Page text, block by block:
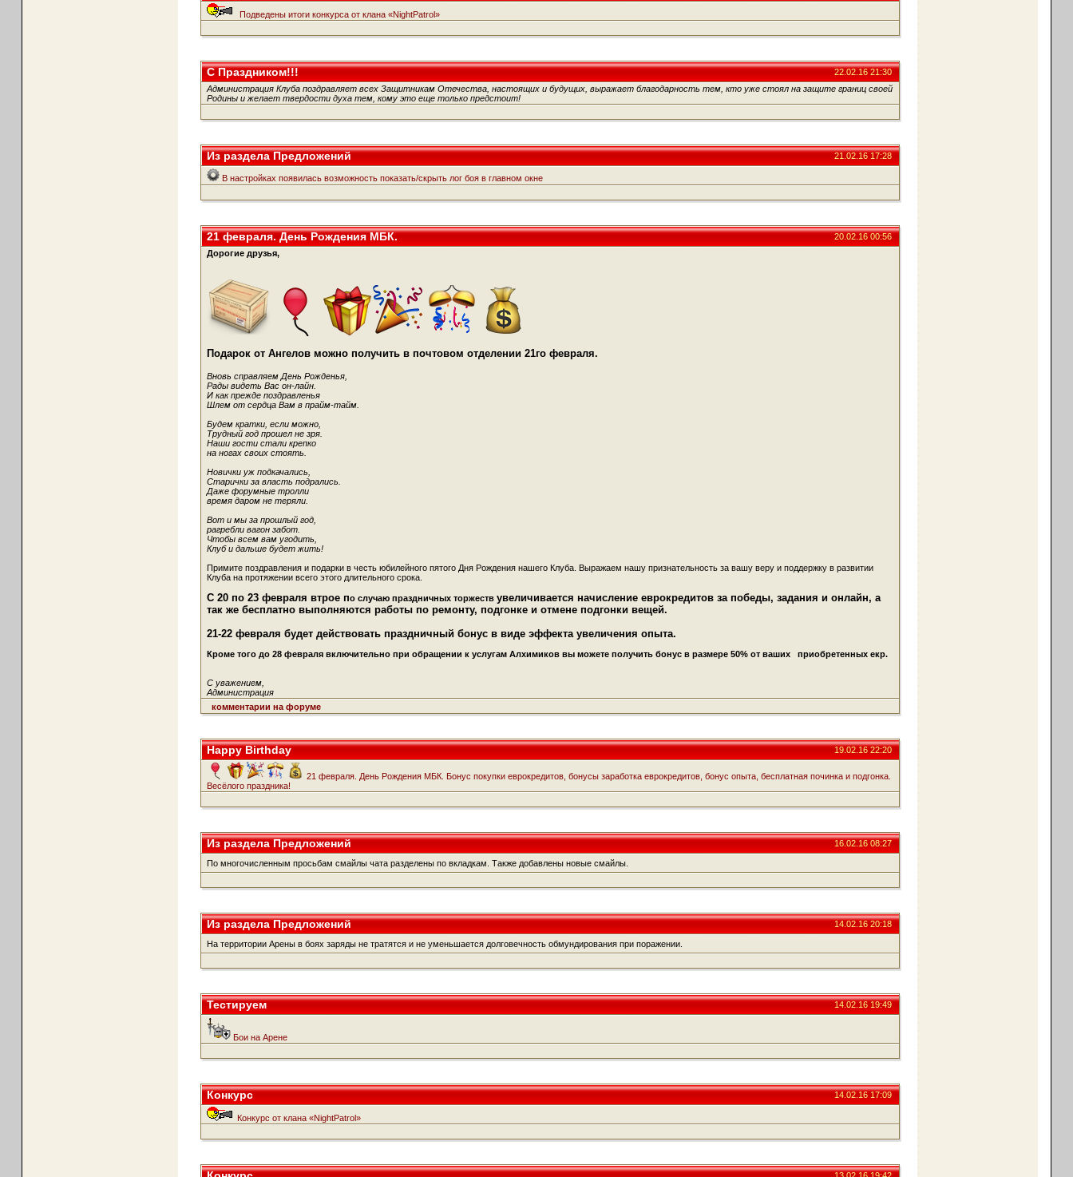
Подведены итоги конкурса от клана «NightPatrol»
С Праздником!!!
22.02.16 21:30
Администрация Клуба поздравляет всех Защитникам Отечества, настоящих и будущих, выражает благодарность тем, кто уже стоял на защите границ своей
Родины и желает твердости духа тем, кому это еще только предстоит!
Из раздела Предложений 21.02.16 17:28
В настройках появилась возможность показать/скрыть лог боя в главном окне
21 февраля. День Рождения МБК.
20.02.16 00:56
Дорогие друзья,
Подарок от Ангелов можно получить в почтовом отделении 21го февраля.
Вновь справляем День Рожденья,
Рады видеть Вас он-лайн.
И как прежде поздравленья
Шлем от сердца Вам в прайм-тайм.
Будем кратки, если можно,
Трудный год прошел не зря.
Наши гости стали крепко
на ногах своих стоять.
Новички уж подкачались,
Старички за власть подрались.
Даже форумные тролли
время даром не теряли.
Вот и мы за прошлый год,
рагребли вагон забот.
Чтобы всем вам угодить,
Клуб и дальше будет жить!
Примите поздравления и подарки в честь юбилейного пятого Дня Рождения нашего Клуба. Выражаем нашу признательность за вашу веру и поддержку в развитии
Клуба на протяжении всего этого длительного срока.
С 20 по 23 февраля втрое по случаю праздничных торжеств увеличивается начисление еврокредитов за победы, задания и онлайн, а
так же бесплатно выполняются работы по ремонту, подгонке и отмене подгонки вещей.
21-22 февраля будет действовать праздничный бонус в виде эффекта увеличения опыта.
Кроме того до 28 февраля включительно при обращении к услугам Алхимиков вы можете получить бонус в размере 50% от ваших приобретенных екр.
С уважением,
Администрация
комментарии на форуме
Happy Birthday 19.02.16 22:20
21 февраля. День Рождения МБК. Бонус покупки еврокредитов, бонусы заработка еврокредитов, бонус опыта, бесплатная починка и подгонка.
Весёлого праздника!
Из раздела Предложений 16.02.16 08:27
По многочисленным просьбам смайлы чата разделены по вкладкам. Также добавлены новые смайлы.
Из раздела Предложений 14.02.16 20:18
На территории Арены в боях заряды не тратятся и не уменьшается долговечность обмундирования при поражении.
Тестируем 14.02.16 19:49
Бои на Арене
Конкурс 14.02.16 17:09
Конкурс от клана «NightPatrol»